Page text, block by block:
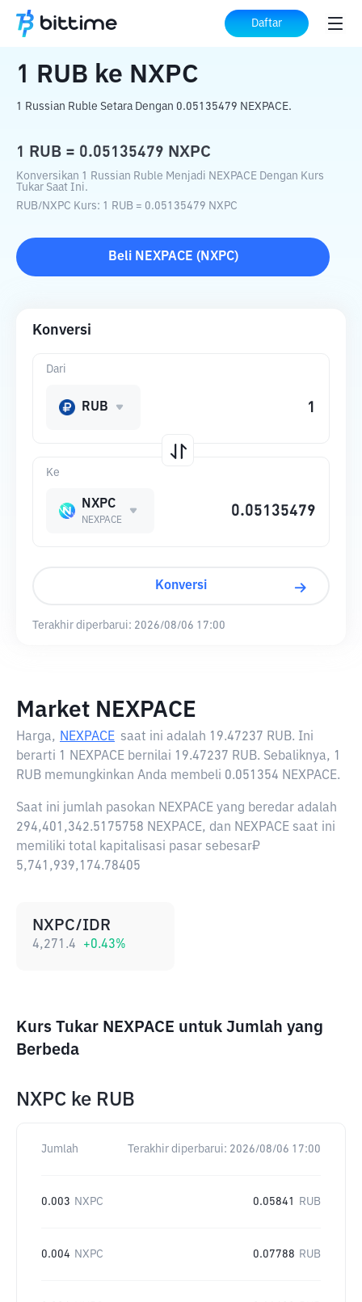
Daftar
Beranda Konverter Kripto ke NXPC
1 RUB ke NXPC
1 Russian Ruble Setara Dengan 0.05135479 NEXPACE.
1 RUB = 0.05135479 NXPC
Konversikan 1 Russian Ruble Menjadi NEXPACE Dengan Kurs
Tukar Saat Ini.
RUB/NXPC Kurs: 1 RUB = 0.05135479 NXPC
Beli NEXPACE ( NXPC)
Konversi
Ke
NXPC
NEXPACE
Dari
RUB
Konversi
Terakhir diperbarui: 2026/08/06 17:00
Market NEXPACE
Harga, NEXPACE saat ini adalah 19.47237 RUB. Ini
berarti 1 NEXPACE bernilai 19.47237 RUB. Sebaliknya, 1
RUB memungkinkan Anda membeli 0.051354 NEXPACE.
Saat ini jumlah pasokan NEXPACE yang beredar adalah
294,401,342.5175758 NEXPACE, dan NEXPACE saat ini
memiliki total kapitalisasi pasar sebesar₽
5,741,939,174.78405
NXPC/IDR
4,271.4 +0.43%
Kurs Tukar NEXPACE untuk Jumlah yang
Berbeda
NXPC ke RUB
Jumlah Terakhir diperbarui: 2026/08/06 17:00
0.003 NXPC 0.05841 RUB
0.004 NXPC 0.07788 RUB